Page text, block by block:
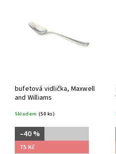
bufetová vidlička, Maxwell
and Williams
Skladem (50 ks)
–40 %
75 Kč